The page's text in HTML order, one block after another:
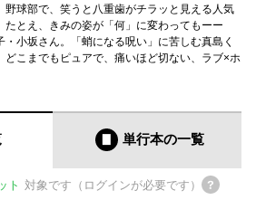
野球部で、笑うと八重歯がチラッと見える人気
とえ、きみの姿が「何」に変わってもーー
小坂さん。「蛸になる呪い」に苦しむ真島く
どこまでもピュアで、痛いほど切ない、ラブ×ホ
単行本の一覧
ト 対象です（ログインが必要です）